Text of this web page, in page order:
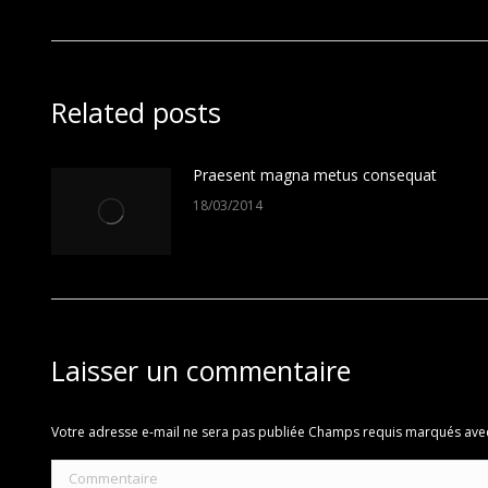
:
Related posts
Praesent magna metus consequat
18/03/2014
Laisser un commentaire
Votre adresse e-mail ne sera pas publiée Champs requis marqués
Commentaire